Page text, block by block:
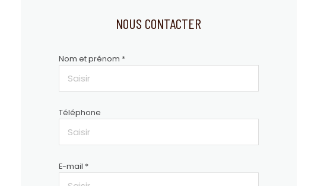
NOUS CONTACTER
Nom et prénom *
Téléphone
E-mail *